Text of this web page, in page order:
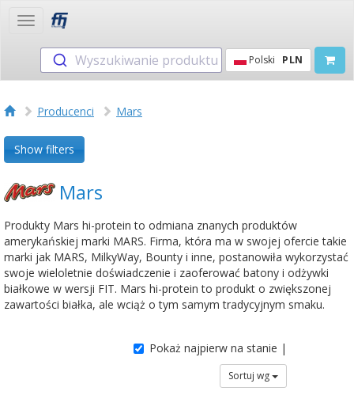
Toggle
Wyszukiwanie produktu Polski PLN
Producenci Mars
Show filters
Mars
Produkty Mars hi-protein to odmiana znanych produktów
amerykańskiej marki MARS. Firma, która ma w swojej ofercie takie
marki jak MARS, MilkyWay, Bounty i inne, postanowiła wykorzystać
swoje wieloletnie doświadczenie i zaoferować batony i odżywki
białkowe w wersji FIT. Mars hi-protein to produkt o zwiększonej
zawartości białka, ale wciąż o tym samym tradycyjnym smaku.
Pokaż najpierw na stanie |
Sortuj wg